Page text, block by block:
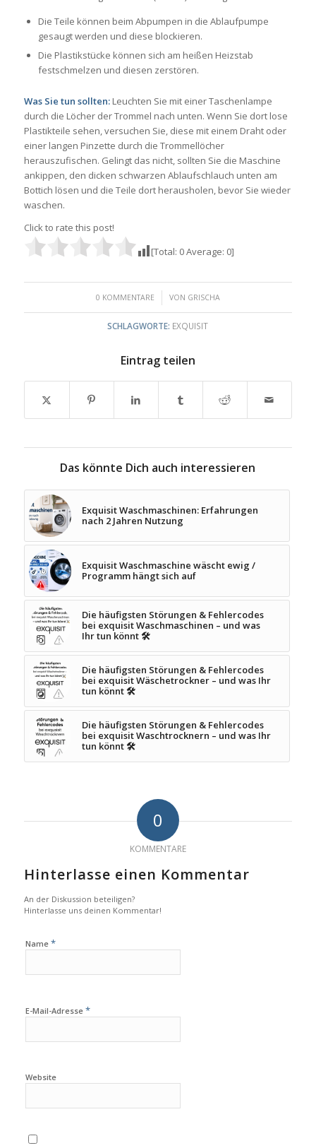
Die Teile können beim Abpumpen in die Ablaufpumpe
gesaugt werden und diese blockieren.
Die Plastikstücke können sich am heißen Heizstab
festschmelzen und diesen zerstören.
Was Sie tun sollten:Leuchten Sie mit einer Taschenlampe
durch die Löcher der Trommel nach unten. Wenn Sie dort lose
Plastikteile sehen, versuchen Sie, diese mit einem Draht oder
einer langen Pinzette durch die Trommellöcher
herauszufischen. Gelingt das nicht, sollten Sie die Maschine
ankippen, den dicken schwarzen Ablaufschlauch unten am
Bottich lösen und die Teile dort herausholen, bevor Sie wieder
waschen.
Click to rate this post!
[Total: 0Average: 0]
0 KOMMENTARE
/ VON GRISCHA
SCHLAGWORTE: EXQUISIT
Eintrag teilen
Das könnte Dich auch interessieren
Exquisit Waschmaschinen: Erfahrungen
nach 2 Jahren Nutzung
Exquisit Waschmaschine wäscht ewig /
Programm hängt sich auf
Die häufigsten Störungen & Fehlercodes
bei exquisit Waschmaschinen – und was
Ihr tun könnt 🛠️
Die häufigsten Störungen & Fehlercodes
bei exquisit Wäschetrockner – und was Ihr
tun könnt 🛠️
Die häufigsten Störungen & Fehlercodes
bei exquisit Waschtrocknern – und was Ihr
tun könnt 🛠️
0
KOMMENTARE
Hinterlasse einen Kommentar
An der Diskussion beteiligen?
Hinterlasse uns deinen Kommentar!
Name *
E-Mail-Adresse *
Website